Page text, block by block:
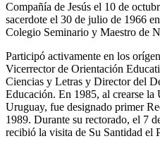
Compañía de Jesús el 10 de
sacerdote el 30 de julio de 1966
Colegio Seminario y Maestro de
Participó activamente en los
Vicerrector de Orientación
Ciencias y Letras y Director del
Educación. En 1985, al crearse
Uruguay, fue designado primer
1989. Durante su rectorado, el 7
recibió la visita de Su Santidad el